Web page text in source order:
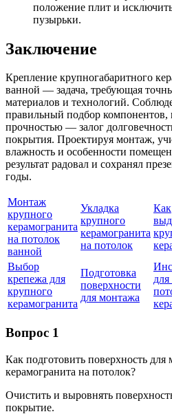
положение плит и
пузырьки.
Заключение
Крепление крупногабаритного
ванной — задача, требующая
материалов и технологий.
правильный подбор компонентов,
прочностью — залог
покрытия. Проектируя монтаж,
влажность и особенности
результат радовал и сохранял
годы.
Монтаж
крупного
керамогранита
на потолок
ванной
Укладка
крупного
керамогранита
на потолок
Как
Выбор
крепежа для
крупного
керамогранита
Подготовка
поверхности
для монтажа
Вопрос 1
Как подготовить поверхность
керамогранита на потолок?
Очистить и выровнять
покрытие.